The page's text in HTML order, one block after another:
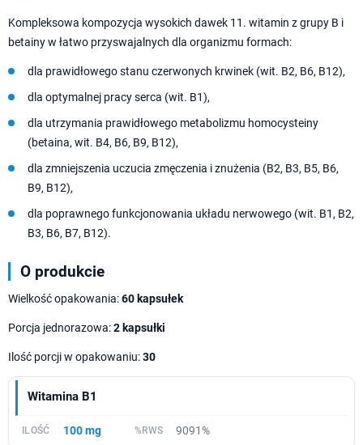
Kompleksowa kompozycja wysokich dawek 11. witamin z grupy B i
betainy w łatwo przyswajalnych dla organizmu formach:
dla prawidłowego stanu czerwonych krwinek (wit. B2, B6, B12),
dla optymalnej pracy serca (wit. B1),
dla utrzymania prawidłowego metabolizmu homocysteiny
(betaina, wit. B4, B6, B9, B12),
dla zmniejszenia uczucia zmęczenia i znużenia (B2, B3, B5, B6,
B9, B12),
dla poprawnego funkcjonowania układu nerwowego (wit. B1, B2,
B3, B6, B7, B12).
O produkcie
Wielkość opakowania:60 kapsułek
Porcja jednorazowa:2 kapsułki
Ilość porcji w opakowaniu:30
Witamina B1
100 mg 9091%